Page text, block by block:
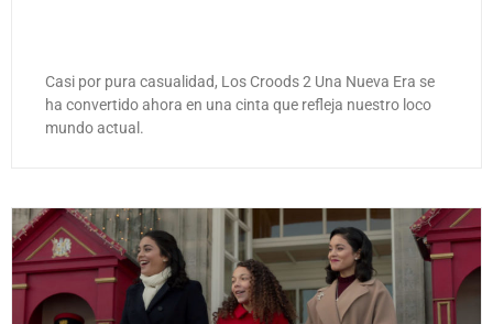
Casi por pura casualidad, Los Croods 2 Una Nueva Era se
ha convertido ahora en una cinta que refleja nuestro loco
mundo actual.